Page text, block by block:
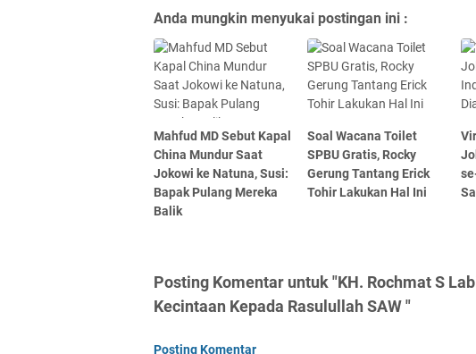
Anda mungkin menyukai postingan ini :
Mahfud MD Sebut Kapal
China Mundur Saat
Jokowi ke Natuna, Susi:
Bapak Pulang Mereka
Balik
Soal Wacana Toilet
SPBU Gratis, Rocky
Gerung Tantang Erick
Tohir Lakukan Hal Ini
Posting Komentar untuk "KH. Rochmat S
Kecintaan Kepada Rasulullah SAW "
Posting Komentar